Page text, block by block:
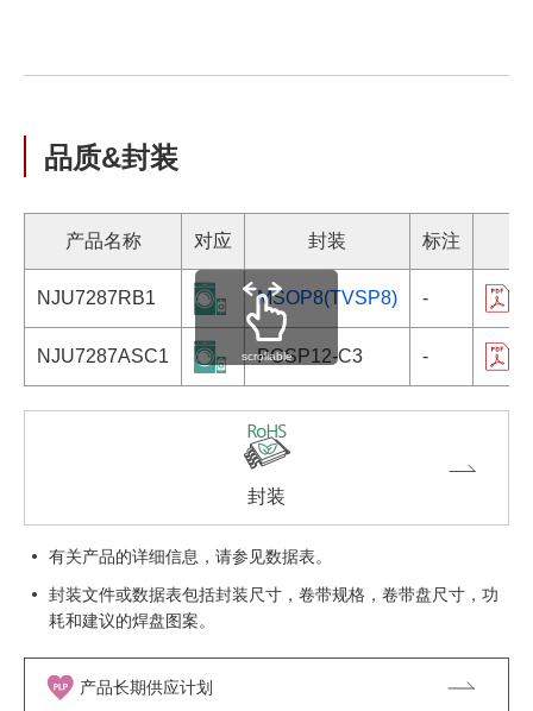
品质&封装
产品名称 对应 封装 标注
NJU7287RB1 MSOP8(TVSP8) -
NJU7287ASC1 PCSP12-C3 -
scrollable
封装
有关产品的详细信息，请参见数据表。
封装文件或数据表包括封装尺寸，卷带规格，卷带盘尺寸，功
耗和建议的焊盘图案。
产品长期供应计划